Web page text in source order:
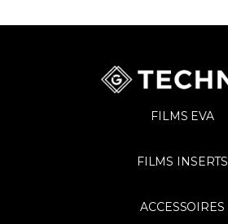
FILMS EVA
FILMS INSERTS
ACCESSOIRES